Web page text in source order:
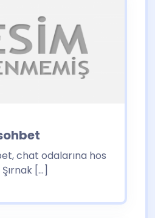
chat odalarına hos
[…]